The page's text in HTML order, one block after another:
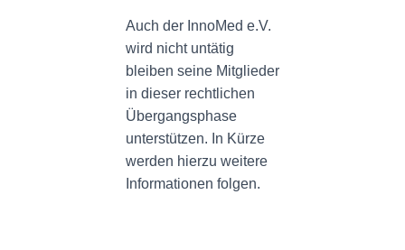
Auch der InnoMed e.V.
wird nicht untätig
bleiben seine Mitglieder
in dieser rechtlichen
Übergangsphase
unterstützen. In Kürze
werden hierzu weitere
Informationen folgen.